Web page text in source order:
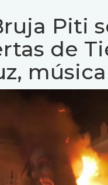
Piti
de